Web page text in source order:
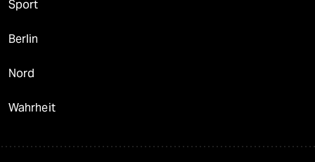
Sport
Berlin
Nord
Wahrheit